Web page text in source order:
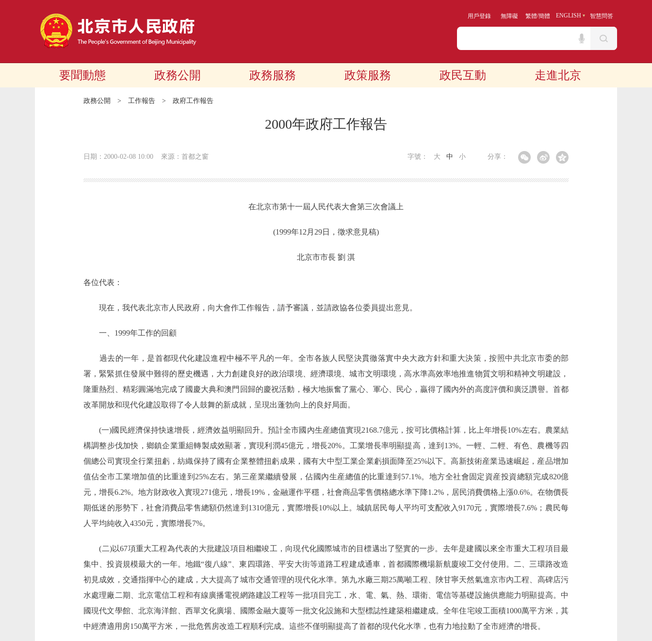
用戶登錄 無障礙 繁體/簡體 ENGLISH 智慧問答
要聞動態 政務公開 政務服務 政策服務 政民互動 走進北京
政務公開 > 工作報告 > 政府工作報告
2000年政府工作報告
日期：2000-02-08 10:00 來源：首都之窗 分享：
字號： 大 中 小
在北京市第十一屆人民代表大會第三次會議上
(1999年12月29日，徵求意見稿)
北京市市長 劉 淇
各位代表：
現在，我代表北京市人民政府，向大會作工作報告，請予審議，並請政協各位委員提出意見。
一、1999年工作的回顧
過去的一年，是首都現代化建設進程中極不平凡的一年。全市各族人民堅決貫徹落實中央大政方針和重大決策，按照中共北京市委的部
署，緊緊抓住發展中難得的歷史機遇，大力創建良好的政治環境、經濟環境、城市文明環境，高水準高效率地推進物質文明和精神文明建設，
隆重熱烈、精彩圓滿地完成了國慶大典和澳門回歸的慶祝活動，極大地振奮了黨心、軍心、民心，贏得了國內外的高度評價和廣泛讚譽。首都
改革開放和現代化建設取得了令人鼓舞的新成就，呈現出蓬勃向上的良好局面。
(一)國民經濟保持快速增長，經濟效益明顯回升。預計全市國內生産總值實現2168.7億元，按可比價格計算，比上年增長10%左右。農業結
構調整步伐加快，鄉鎮企業重組轉製成效顯著，實現利潤45億元，增長20%。工業增長率明顯提高，達到13%。一輕、二輕、有色、農機等四
個總公司實現全行業扭虧，紡織保持了國有企業整體扭虧成果，國有大中型工業企業虧損面降至25%以下。高新技術産業迅速崛起，産品增加
值佔全市工業增加值的比重達到25%左右。第三産業繼續發展，佔國內生産總值的比重達到57.1%。地方全社會固定資産投資總額完成820億
元，增長6.2%。地方財政收入實現271億元，增長19%，金融運作平穩，社會商品零售價格總水準下降1.2%，居民消費價格上漲0.6%。在物價長
期低迷的形勢下，社會消費品零售總額仍然達到1310億元，實際增長10%以上。城鎮居民每人平均可支配收入9170元，實際增長7.6%；農民每
人平均純收入4350元，實際增長7%。
(二)以67項重大工程為代表的大批建設項目相繼竣工，向現代化國際城市的目標邁出了堅實的一步。去年是建國以來全市重大工程項目最
集中、投資規模最大的一年。地鐵“復八線”、東四環路、平安大街等道路工程建成通車，首都國際機場新航廈竣工交付使用。二、三環路改造
初見成效，交通指揮中心的建成，大大提高了城市交通管理的現代化水準。第九水廠三期25萬噸工程、陜甘寧天然氣進京市內工程、高碑店污
水處理廠二期、北京電信工程和有線廣播電視網路建設工程等一批項目完工，水、電、氣、熱、環衛、電信等基礎設施供應能力明顯提高。中
國現代文學館、北京海洋館、西單文化廣場、國際金融大廈等一批文化設施和大型標誌性建築相繼建成。全年住宅竣工面積1000萬平方米，其
中經濟適用房150萬平方米，一批危舊房改造工程順利完成。這些不僅明顯提高了首都的現代化水準，也有力地拉動了全市經濟的增長。